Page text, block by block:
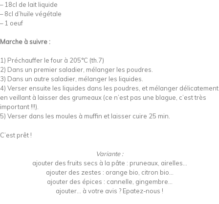
– 18cl de lait liquide
– 8cl d’huile végétale
– 1 oeuf
Marche à suivre :
1) Préchauffer le four à 205°C (th.7)
2) Dans un premier saladier, mélanger les poudres.
3) Dans un autre saladier, mélanger les liquides.
4) Verser ensuite les liquides dans les poudres, et mélanger délicatement
en veillant à laisser des grumeaux (ce n’est pas une blague, c’est très
important !!!).
5) Verser dans les moules à muffin et laisser cuire 25 min.
C’est prêt !
Variante :
ajouter des fruits secs à la pâte : pruneaux, airelles…
ajouter des zestes : orange bio, citron bio…
ajouter des épices : cannelle, gingembre…
ajouter… à votre avis ? Epatez-nous !